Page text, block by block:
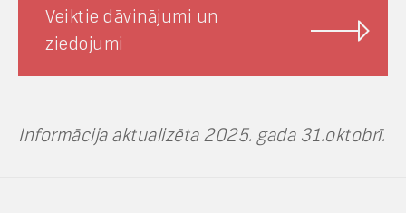
Veiktie dāvinājumi un
ziedojumi
Informācija aktualizēta 2025. gada 31.oktobrī.